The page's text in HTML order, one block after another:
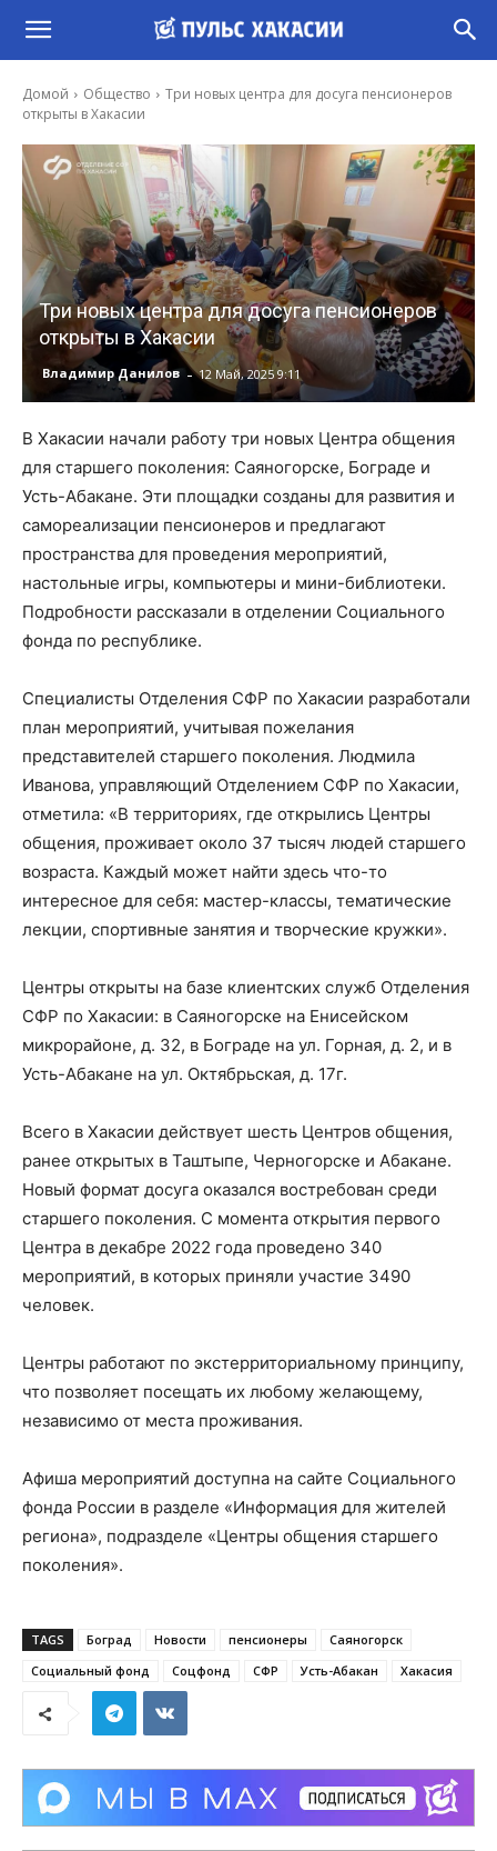
Домой Общество
Три новых центра для досуга пенсионеров
открыты в Хакасии
Три новых центра для досуга пенсионеров
открыты в Хакасии
Владимир Данилов - 12 Май, 2025 9:11
В Хакасии начали работу три новых Центра общения
для старшего поколения: Саяногорске, Бограде и
Усть-Абакане. Эти площадки созданы для развития и
самореализации пенсионеров и предлагают
пространства для проведения мероприятий,
настольные игры, компьютеры и мини-библиотеки.
Подробности рассказали в отделении Социального
фонда по республике.
Специалисты Отделения СФР по Хакасии разработали
план мероприятий, учитывая пожелания
представителей старшего поколения. Людмила
Иванова, управляющий Отделением СФР по Хакасии,
отметила: «В территориях, где открылись Центры
общения, проживает около 37 тысяч людей старшего
возраста. Каждый может найти здесь что-то
интересное для себя: мастер-классы, тематические
лекции, спортивные занятия и творческие кружки».
Центры открыты на базе клиентских служб Отделения
СФР по Хакасии: в Саяногорске на Енисейском
микрорайоне, д. 32, в Бограде на ул. Горная, д. 2, и в
Усть-Абакане на ул. Октябрьская, д. 17г.
Всего в Хакасии действует шесть Центров общения,
ранее открытых в Таштыпе, Черногорске и Абакане.
Новый формат досуга оказался востребован среди
старшего поколения. С момента открытия первого
Центра в декабре 2022 года проведено 340
мероприятий, в которых приняли участие 3490
человек.
Центры работают по экстерриториальному принципу,
что позволяет посещать их любому желающему,
независимо от места проживания.
Афиша мероприятий доступна на сайте Социального
фонда России в разделе «Информация для жителей
региона», подразделе «Центры общения старшего
поколения».
TAGS Боград Новости пенсионеры
Саяногорск
Социальный фонд
Соцфонд СФР Усть-Абакан Хакасия